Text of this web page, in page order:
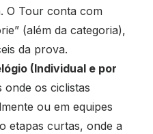
O Tour conta com
(além da categoria),
da prova.
(Individual e por
onde os ciclistas
ou em equipes
etapas curtas, onde a